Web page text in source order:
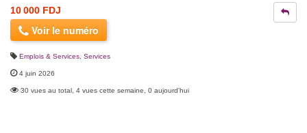
10 000 FDJ
Voir le numéro
Emplois & Services Services
4 juin 2026
30 vues au total, 4 vues cette semaine, 0 aujourd'hui